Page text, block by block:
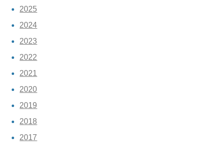
2025
2024
2023
2022
2021
2020
2019
2018
2017